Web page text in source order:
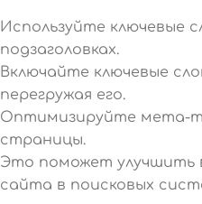
Используйте ключевые
подзаголовках.
Включайте ключевые
перегружая его.
Оптимизируйте мета-
страницы.
Это поможет улучшить
сайта в поисковых